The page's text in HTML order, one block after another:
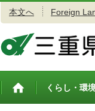
本文へ Foreign
トップペ
くらし・環